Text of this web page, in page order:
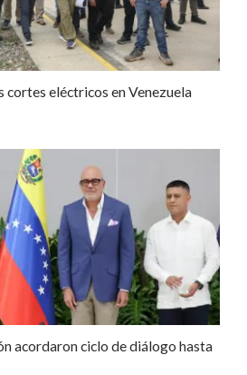
cortes eléctricos en Venezuela
acordaron ciclo de diálogo hasta